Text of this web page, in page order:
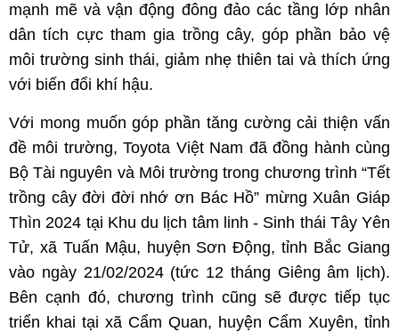
mạnh mẽ và vận động đông đảo các tầng lớp nhân
dân tích cực tham gia trồng cây, góp phần bảo vệ
môi trường sinh thái, giảm nhẹ thiên tai và thích ứng
với biến đổi khí hậu.
Với mong muốn góp phần tăng cường cải thiện vấn
đề môi trường, Toyota Việt Nam đã đồng hành cùng
Bộ Tài nguyên và Môi trường trong chương trình “Tết
trồng cây đời đời nhớ ơn Bác Hồ” mừng Xuân Giáp
Thìn 2024 tại Khu du lịch tâm linh - Sinh thái Tây Yên
Tử, xã Tuấn Mậu, huyện Sơn Động, tỉnh Bắc Giang
vào ngày 21/02/2024 (tức 12 tháng Giêng âm lịch).
Bên cạnh đó, chương trình cũng sẽ được tiếp tục
triển khai tại xã Cẩm Quan, huyện Cẩm Xuyên, tỉnh